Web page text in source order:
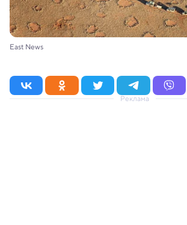
East News
Реклама